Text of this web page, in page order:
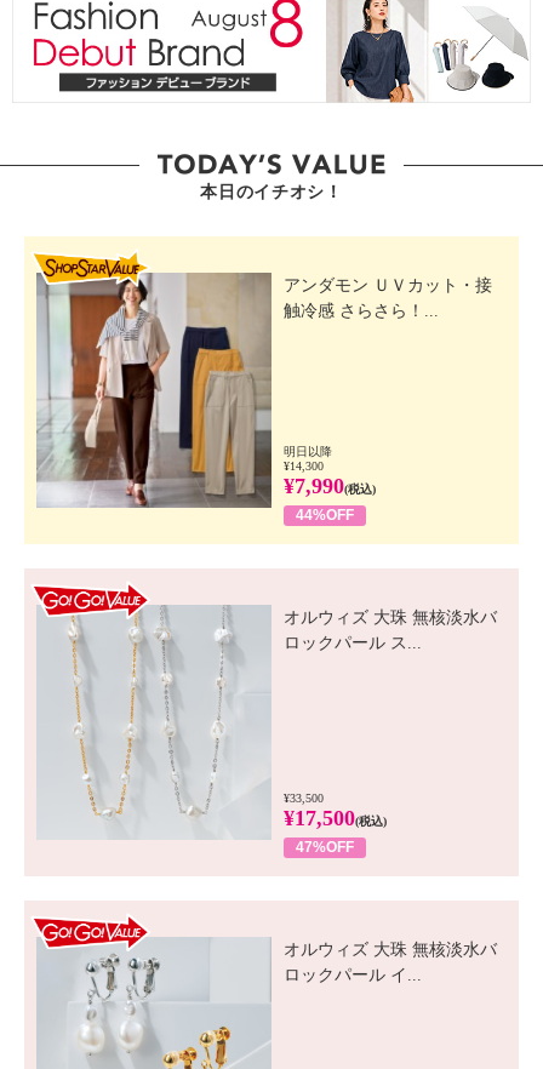
本日のイチオシ！
アンダモン ＵＶカット・接
触冷感 さらさら！...
明日以降
¥14,300
¥7,990(税込)
44%OFF
オルウィズ 大珠 無核淡水バ
ロックパール ス...
¥33,500
¥17,500(税込)
47%OFF
オルウィズ 大珠 無核淡水バ
ロックパール イ...